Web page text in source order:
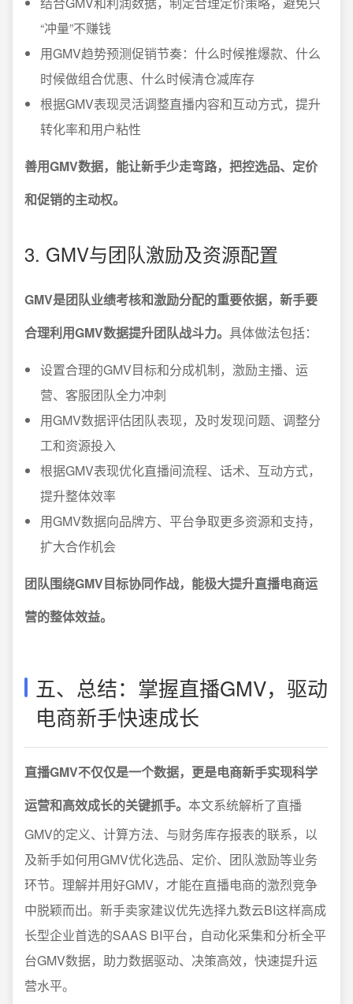
“冲量”不赚钱
用GMV趋势预测促销节奏：什么时候推爆款、什么
时候做组合优惠、什么时候清仓减库存
根据GMV表现灵活调整直播内容和互动方式，提升
转化率和用户粘性
善用GMV数据，能让新手少走弯路，把控选品、定价
和促销的主动权。
3. GMV与团队激励及资源配置
GMV是团队业绩考核和激励分配的重要依据，新手要
合理利用GMV数据提升团队战斗力。 具体做法包括：
设置合理的GMV目标和分成机制，激励主播、运
营、客服团队全力冲刺
用GMV数据评估团队表现，及时发现问题、调整分
工和资源投入
根据GMV表现优化直播间流程、话术、互动方式，
提升整体效率
用GMV数据向品牌方、平台争取更多资源和支持，
扩大合作机会
团队围绕GMV目标协同作战，能极大提升直播电商运
营的整体效益。
五、总结：掌握直播GMV，驱动
电商新手快速成长
直播GMV不仅仅是一个数据，更是电商新手实现科学
运营和高效成长的关键抓手。 本文系统解析了直播
GMV的定义、计算方法、与财务库存报表的联系，以
及新手如何用GMV优化选品、定价、团队激励等业务
环节。理解并用好GMV，才能在直播电商的激烈竞争
中脱颖而出。新手卖家建议优先选择九数云BI这样高成
长型企业首选的SAAS BI平台，自动化采集和分析全平
台GMV数据，助力数据驱动、决策高效，快速提升运
营水平。